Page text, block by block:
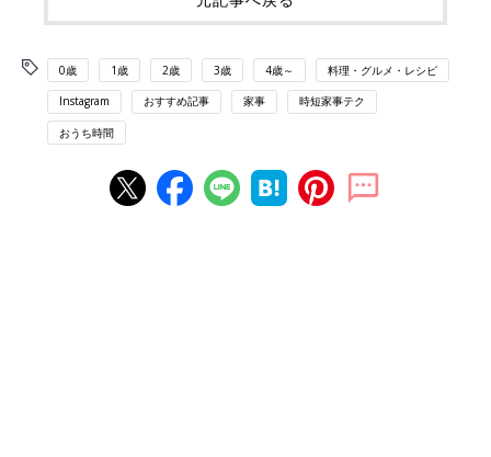
0歳 1歳 2歳 3歳 4歳～ 料理・グルメ・レシピ
Instagram おすすめ記事 家事 時短家事テク
おうち時間